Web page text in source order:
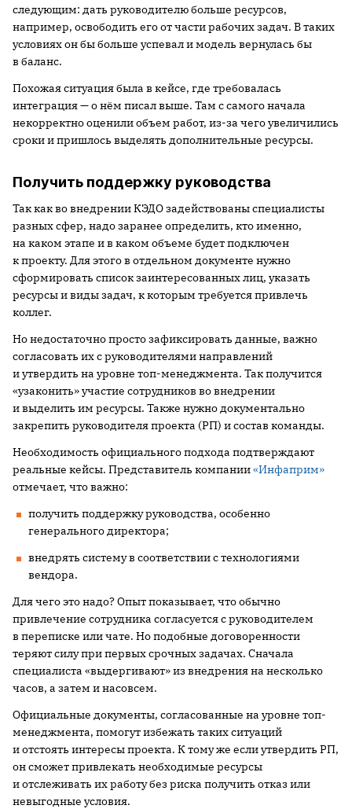
следующим: дать руководителю больше ресурсов,
например, освободить его от части рабочих задач. В таких
условиях он бы больше успевал и модель вернулась бы
в баланс.
Похожая ситуация была в кейсе, где требовалась
интеграция — о нём писал выше. Там с самого начала
некорректно оценили объем работ, из-за чего увеличились
сроки и пришлось выделять дополнительные ресурсы.
Получить поддержку руководства
Так как во внедрении КЭДО задействованы специалисты
разных сфер, надо заранее определить, кто именно,
на каком этапе и в каком объеме будет подключен
к проекту. Для этого в отдельном документе нужно
сформировать список заинтересованных лиц, указать
ресурсы и виды задач, к которым требуется привлечь
коллег.
Но недостаточно просто зафиксировать данные, важно
согласовать их с руководителями направлений
и утвердить на уровне топ-менеджмента. Так получится
«узаконить» участие сотрудников во внедрении
и выделить им ресурсы. Также нужно документально
закрепить руководителя проекта (РП) и состав команды.
Необходимость официального подхода подтверждают
реальные кейсы. Представитель компании«Инфаприм»
отмечает, что важно:
получить поддержку руководства, особенно
генерального директора;
внедрять систему в соответствии с технологиями
вендора.
Для чего это надо? Опыт показывает, что обычно
привлечение сотрудника согласуется с руководителем
в переписке или чате. Но подобные договоренности
теряют силу при первых срочных задачах. Сначала
специалиста «выдергивают» из внедрения на несколько
часов, а затем и насовсем.
Официальные документы, согласованные на уровне топ-
менеджмента, помогут избежать таких ситуаций
и отстоять интересы проекта. К тому же если утвердить РП,
он сможет привлекать необходимые ресурсы
и отслеживать их работу без риска получить отказ или
невыгодные условия.